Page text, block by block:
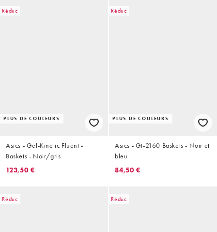
Réduc
PLUS DE COULEURS
Asics - Gel-Kinetic Fluent -
Baskets - Noir/gris
123,50 €
Réduc
PLUS DE COULEURS
Asics - Gt-2160 Baskets - Noir et
bleu
84,50 €
Réduc Réduc